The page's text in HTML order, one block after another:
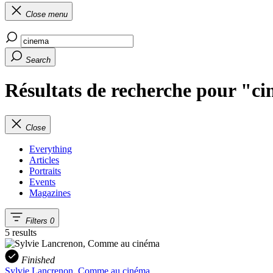
Close menu
Search
Résultats de recherche pour
Close
Everything
Articles
Portraits
Events
Magazines
Filters 0
5 results
Finished
Sylvie Lancrenon, Comme au cinéma